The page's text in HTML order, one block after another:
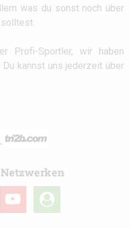
was du sonst noch über
Profi-Sportler, wir haben
kannst uns jederzeit über
youtube
user-
circle